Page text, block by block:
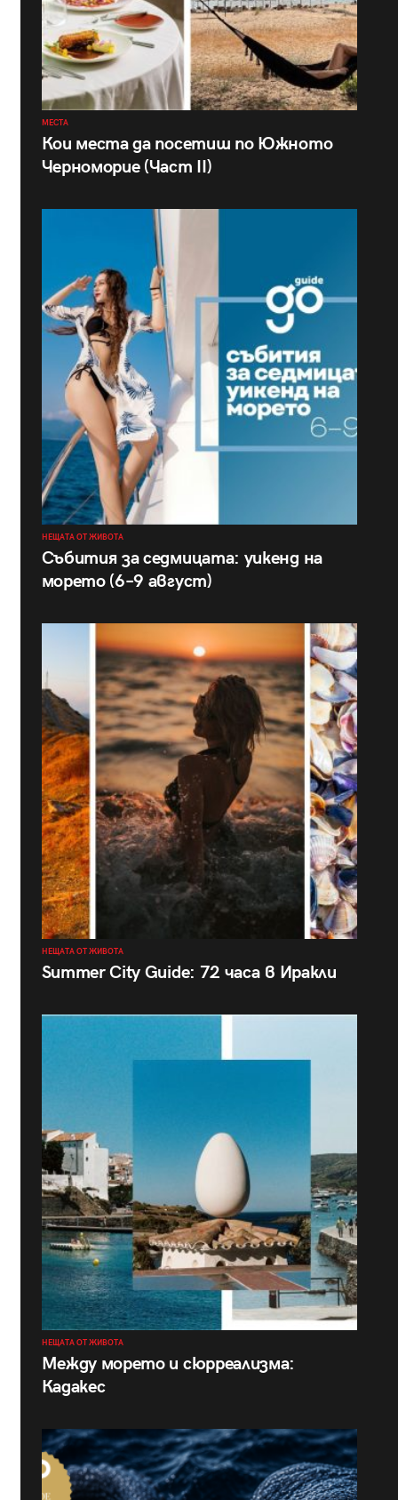
МЕСТА
Кои места да посетиш по Южното
Черноморие (Част II)
НЕЩАТА ОТ ЖИВОТА
Събития за седмицата: уикенд на
морето (6–9 август)
НЕЩАТА ОТ ЖИВОТА
Summer City Guide: 72 часа в Иракли
НЕЩАТА ОТ ЖИВОТА
Между морето и сюрреализма:
Кадакес